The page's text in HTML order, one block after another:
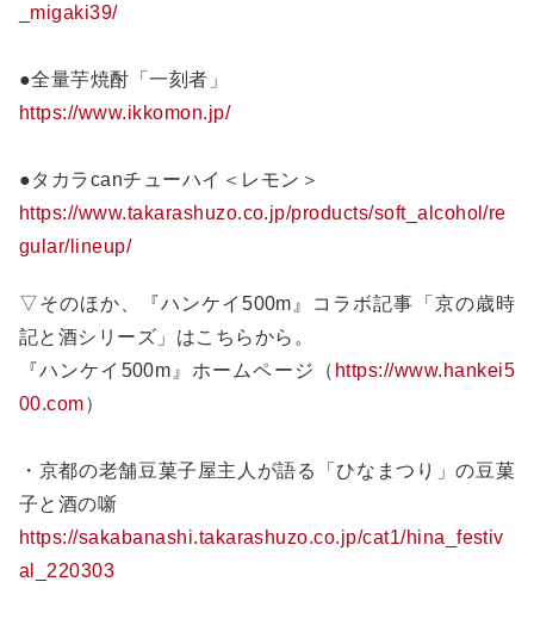
_migaki39/
●全量芋焼酎「一刻者」
https://www.ikkomon.jp/
●タカラcanチューハイ＜レモン＞
https://www.takarashuzo.co.jp/products/soft_alcohol/re
gular/lineup/
▽そのほか、『ハンケイ500m』コラボ記事「京の歳時
記と酒シリーズ」はこちらから。
『ハンケイ500m』ホームページ（ https://www.hankei5
00.com）
・京都の老舗豆菓子屋主人が語る「ひなまつり」の豆菓
子と酒の噺
https://sakabanashi.takarashuzo.co.jp/cat1/hina_festiv
al_220303